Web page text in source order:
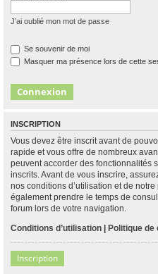
J’ai oublié mon mot de passe
Se souvenir de moi
Masquer ma présence lors de cette
INSCRIPTION
Vous devez être inscrit avant de
rapide et vous offre de nombreux
peuvent accorder des fonctionnalités
inscrits. Avant de vous inscrire,
nos conditions d’utilisation et de
également prendre le temps de
forum lors de votre navigation.
Conditions d’utilisation | Politique de
Inscription